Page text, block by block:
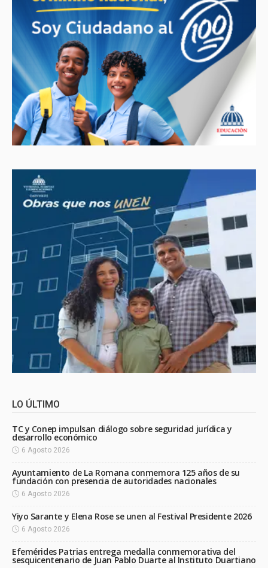
LO ÚLTIMO
TC y Conep impulsan diálogo sobre seguridad jurídica y
desarrollo económico
6 Agosto 2026
Ayuntamiento de La Romana conmemora 125 años de su
fundación con presencia de autoridades nacionales
6 Agosto 2026
Yiyo Sarante y Elena Rose se unen al Festival Presidente 2026
6 Agosto 2026
Efemérides Patrias entrega medalla conmemorativa del
sesquicentenario de Juan Pablo Duarte al Instituto Duartiano